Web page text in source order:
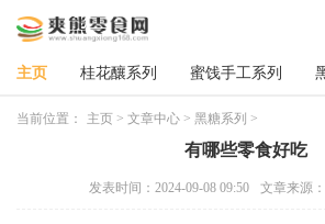
主页 桂花釀系列 蜜饯手工系列
当前位置： 主页 > 文章中心 > 黑糖系列 >
有哪些零食好吃
发表时间：2024-09-08 09:50 文章来源